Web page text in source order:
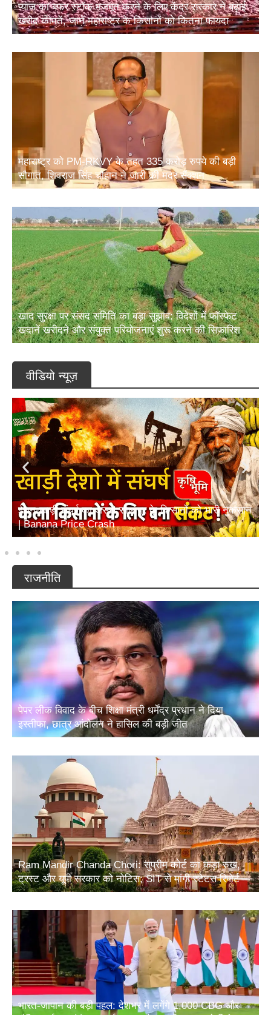
प्याज का बफर स्टॉक मजबूत करने के लिए केंद्र सरकार ने बढ़ाई
खरीद कीमतें, जानें महाराष्ट्र के किसानों को कितना फायदा
महाराष्ट्र को PM-RKVY के तहत 335 करोड़ रुपये की बड़ी
सौगात, शिवराज सिंह चौहान ने जारी की मदर सैंक्शन
खाद सुरक्षा पर संसद समिति का बड़ा सुझाव: विदेशों में फॉस्फेट
खदानें खरीदने और संयुक्त परियोजनाएं शुरू करने की सिफारिश
वीडियो न्यूज़
ईरान-खाड़ी संघर्ष का असर! सोलापुर के किसानों को भारी नुकसान
| Banana Price Crash
राजनीति
पेपर लीक विवाद के बीच शिक्षा मंत्री धर्मेंद्र प्रधान ने दिया
इस्तीफा, छात्र आंदोलन ने हासिल की बड़ी जीत
Ram Mandir Chanda Chori: सुप्रीम कोर्ट का कड़ा रुख,
ट्रस्ट और यूपी सरकार को नोटिस; SIT से मांगी स्टेटस रिपोर्ट
भारत-जापान की बड़ी पहल: देशभर में लगेंगे 1,000 CBG और